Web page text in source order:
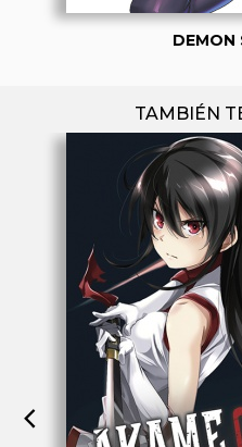
DEMON
TAMBIÉN